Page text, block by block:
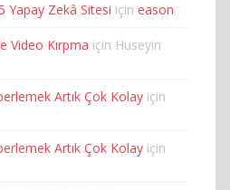
Yapay Zekâ Sitesi için eason
Video Kırpma için Huseyin
Artık Çok Kolay için
Artık Çok Kolay için